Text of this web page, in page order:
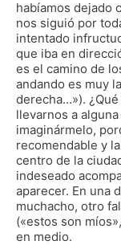
habíamos dejado
nos siguió por
intentado
que iba en
es el camino de
andando es muy
derecha…»).
llevarnos a
imaginármelo,
recomendable y
centro de la
indeseado
aparecer. En una
muchacho, otro
(«estos son
en medio.